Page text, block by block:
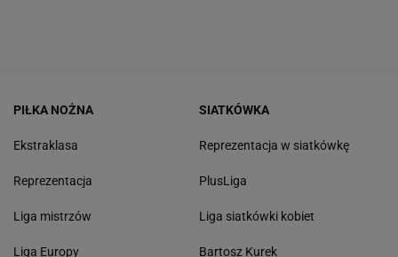
PIŁKA NOŻNA
Ekstraklasa
Reprezentacja
Liga mistrzów
Liga Europy
SIATKÓWKA
Reprezentacja w siatkówkę
PlusLiga
Liga siatkówki kobiet
Bartosz Kurek